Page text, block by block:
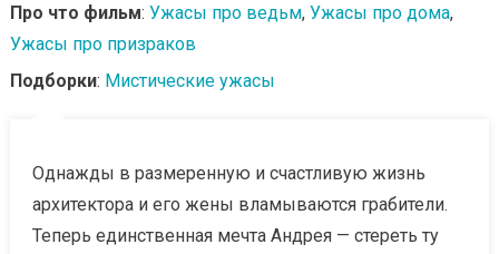
Про что фильм: Ужасы про ведьм, Ужасы про дома,
Ужасы про призраков
Подборки: Мистические ужасы
Однажды в размеренную и счастливую жизнь
архитектора и его жены вламываются грабители.
Теперь единственная мечта Андрея — стереть ту